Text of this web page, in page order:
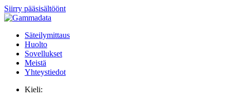
Siirry pääsisältöönt
Säteilymittaus
Huolto
Sovellukset
Meistä
Yhteystiedot
Kieli: